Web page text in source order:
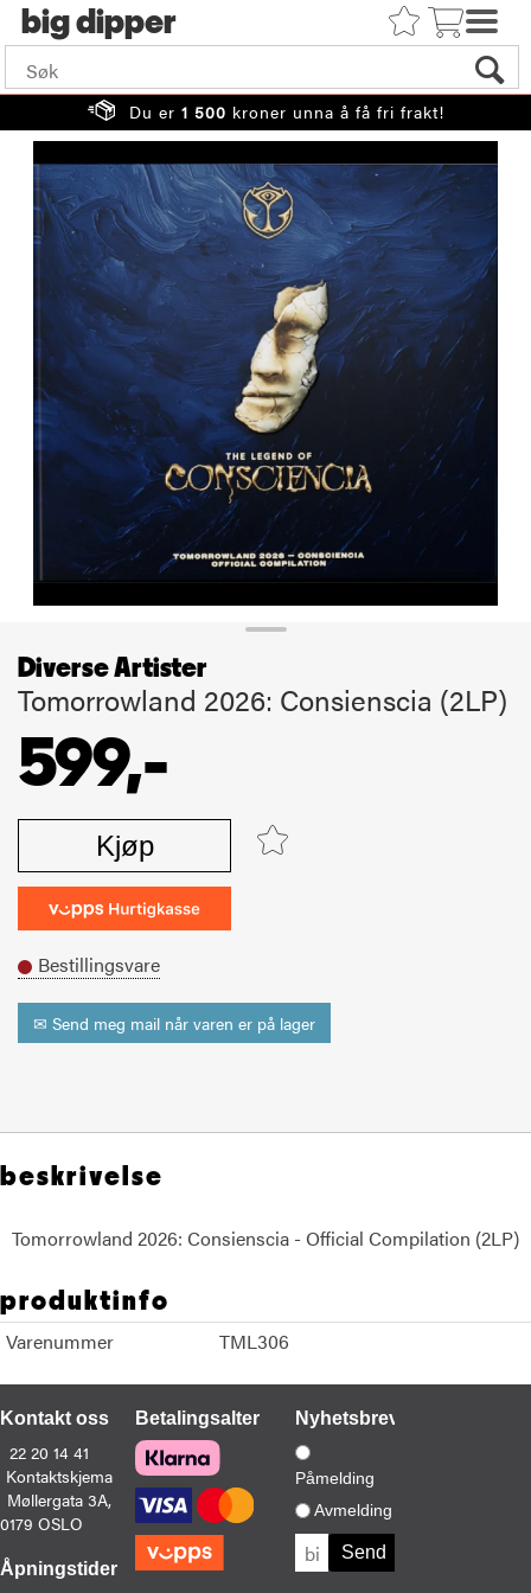
big
Du er 1 500 kroner unna å få fri frakt!
Diverse Artister
Tomorrowland 2026: Consienscia (2LP)
599,-
Kjøp
Bestillingsvare
✉ Send meg mail når varen er på lager
beskrivelse
Tomorrowland 2026: Consienscia - Official Compilation (2LP)
produktinfo
Varenummer TML306
Kontakt oss
22 20 14 41
Kontaktskjema
Møllergata 3A,
0179 OSLO
Åpningstider
BetalingsalternativerNyhetsbrev
Påmelding
Avmelding